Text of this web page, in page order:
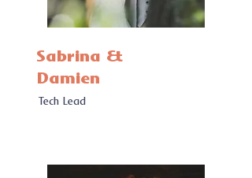
Sabrina &
Damien
Tech Lead